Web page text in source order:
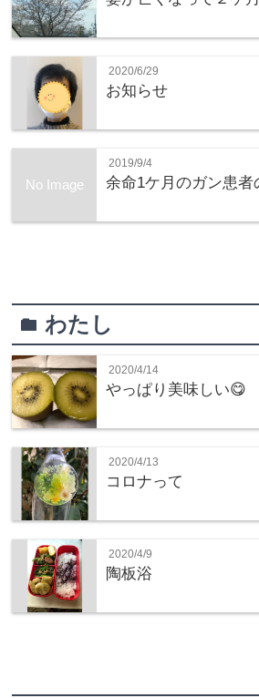
2020/6/29
お知らせ
No Image
2019/9/4
余命1ケ月のガン患者
folderわたし
2020/4/14
やっぱり美味しい😋
2020/4/13
コロナって
2020/4/9
陶板浴